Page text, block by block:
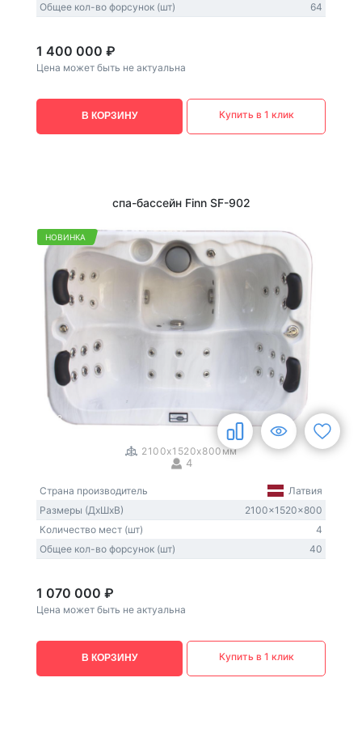
Общее кол-во форсунок (шт)
64
1 400 000 ₽
Цена может быть не актуальна
В КОРЗИНУ Купить в 1 клик
спа-бассейн Finn SF-902
/3
НОВИНКА
2100x1520x800мм
4
Страна производитель
Латвия
Размеры (ДxШxВ)
2100x1520x800
Количество мест (шт)
4
Общее кол-во форсунок (шт)
40
1 070 000 ₽
Цена может быть не актуальна
В КОРЗИНУ Купить в 1 клик